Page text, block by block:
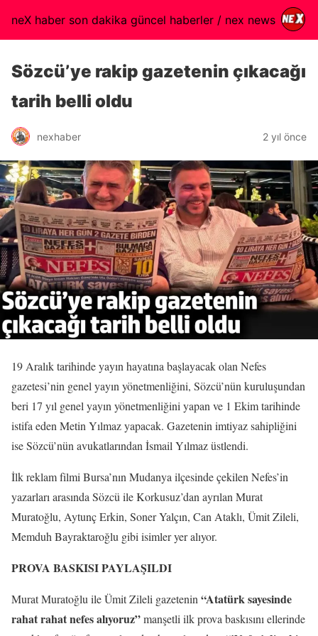
neX haber son dakika güncel haberler / nex news
Sözcü’ye rakip gazetenin çıkacağı
tarih belli oldu
nexhaber 2 yıl önce
19 Aralık tarihinde yayın hayatına başlayacak olan Nefes
gazetesi’nin genel yayın yönetmenliğini, Sözcü’nün kuruluşundan
beri 17 yıl genel yayın yönetmenliğini yapan ve 1 Ekim tarihinde
istifa eden Metin Yılmaz yapacak. Gazetenin imtiyaz sahipliğini
ise Sözcü’nün avukatlarından İsmail Yılmaz üstlendi.
İlk reklam filmi Bursa’nın Mudanya ilçesinde çekilen Nefes’in
yazarları arasında Sözcü ile Korkusuz’dan ayrılan Murat
Muratoğlu, Aytunç Erkin, Soner Yalçın, Can Ataklı, Ümit Zileli,
Memduh Bayraktaroğlu gibi isimler yer alıyor.
PROVA BASKISI PAYLAŞILDI
Murat Muratoğlu ile Ümit Zileli gazetenin “Atatürk sayesinde
rahat rahat nefes alıyoruz”manşetli ilk prova baskısını ellerinde